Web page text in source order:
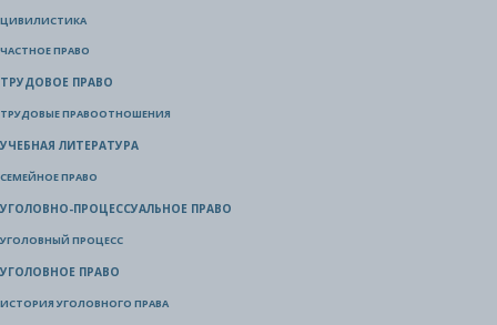
ЦИВИЛИСТИКА
ЧАСТНОЕ ПРАВО
ТРУДОВОЕ ПРАВО
ТРУДОВЫЕ ПРАВООТНОШЕНИЯ
УЧЕБНАЯ ЛИТЕРАТУРА
СЕМЕЙНОЕ ПРАВО
УГОЛОВНО-ПРОЦЕССУАЛЬНОЕ ПРАВО
УГОЛОВНЫЙ ПРОЦЕСС
УГОЛОВНОЕ ПРАВО
ИСТОРИЯ УГОЛОВНОГО ПРАВА